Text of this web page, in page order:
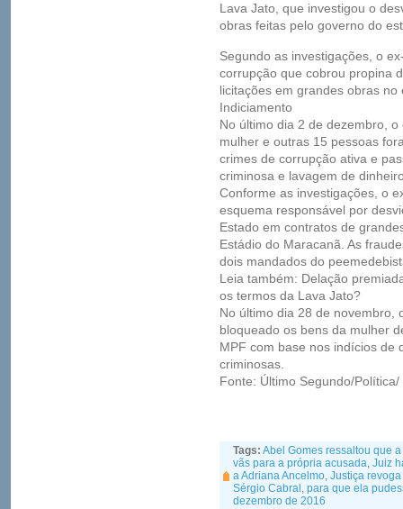
Lava Jato, que investigou o
obras feitas pelo governo do
Segundo as investigações, o
corrupção que cobrou propina
licitações em grandes obras
Indiciamento
No último dia 2 de dezembro,
mulher e outras 15 pessoas
crimes de corrupção ativa e
criminosa e lavagem de
Conforme as investigações, o
esquema responsável por
Estado em contratos de
Estádio do Maracanã. As
dois mandados do
Leia também: Delação
os termos da Lava Jato?
No último dia 28 de novembro,
bloqueado os bens da mulher
MPF com base nos indícios de
criminosas.
Fonte: Último Segundo/
Tags: Abel Gomes ressaltou que
vãs para a própria acusada, Juiz
a Adriana Ancelmo, Justiça
Sérgio Cabral , para que ela
dezembro de 2016